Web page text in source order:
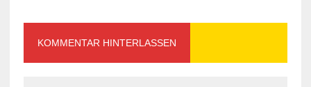
KOMMENTAR HINTERLASSEN